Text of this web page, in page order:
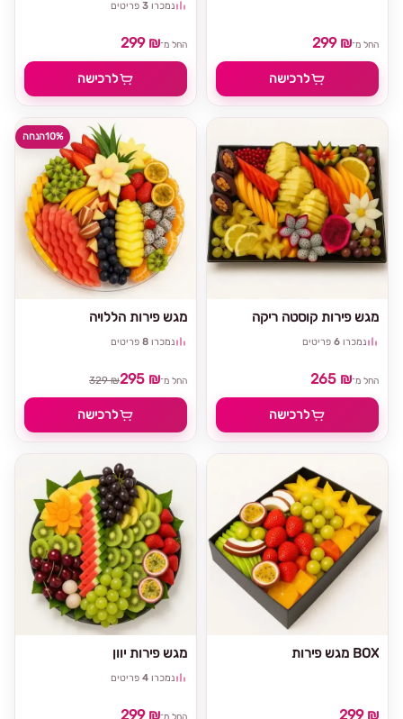
נמכרו 3 פריטים
החל מ־299 ₪
לרכישה
החל מ־299 ₪
לרכישה
10%הנחה
מגש פירות הללויה
נמכרו 8 פריטים
החל מ־295 ₪
329 ₪
לרכישה
מגש פירות קוסטה ריקה
נמכרו 6 פריטים
החל מ־265 ₪
לרכישה
מגש פירות יוון
נמכרו 4 פריטים
299 ₪
מגש פירות BOX
299 ₪